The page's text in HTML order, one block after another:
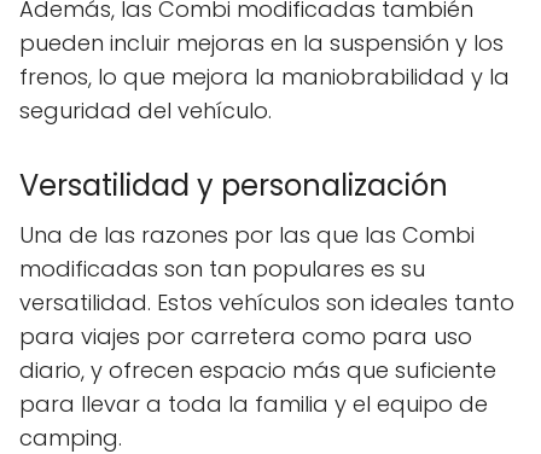
Además, las Combi modificadas también
pueden incluir mejoras en la suspensión y los
frenos, lo que mejora la maniobrabilidad y la
seguridad del vehículo.
Versatilidad y personalización
Una de las razones por las que las Combi
modificadas son tan populares es su
versatilidad. Estos vehículos son ideales tanto
para viajes por carretera como para uso
diario, y ofrecen espacio más que suficiente
para llevar a toda la familia y el equipo de
camping.